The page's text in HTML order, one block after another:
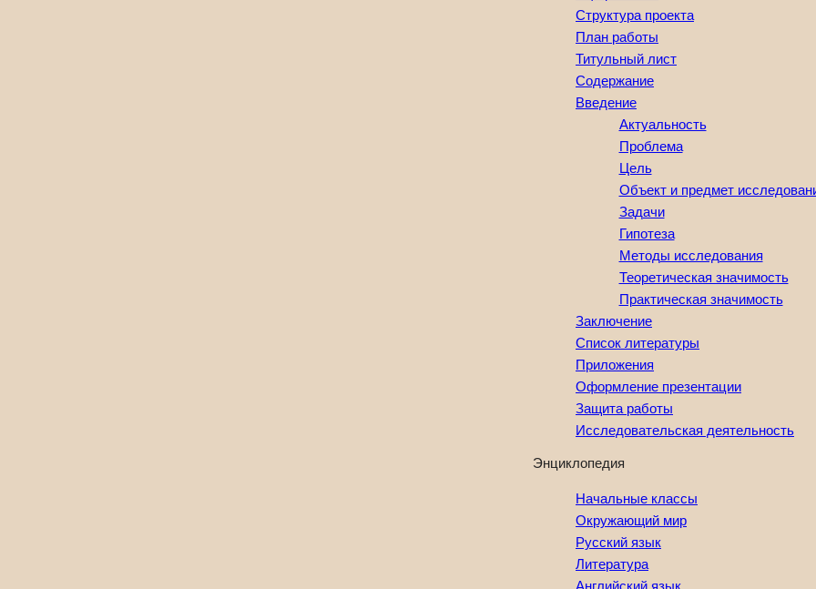
Структура проекта
План работы
Титульный лист
Содержание
Введение
Актуальность
Проблема
Цель
Объект и предмет
Задачи
Гипотеза
Методы исследования
Теоретическая значимость
Практическая значимость
Заключение
Список литературы
Приложения
Оформление презентации
Защита работы
Исследовательская деятельность
Энциклопедия
Начальные классы
Окружающий мир
Русский язык
Литература
Английский язык